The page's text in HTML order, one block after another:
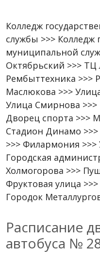
Колледж
службы >>> Колледж
муниципальной
Октябрьский >>> ТЦ
Рембыттехника >>>
Маслюкова >>>
Улица Смирнова
Дворец спорта >>>
Стадион Динамо
>>> Филармония
Городская
Холмогорова >>>
Фруктовая улица
Городок
Расписание
автобуса №